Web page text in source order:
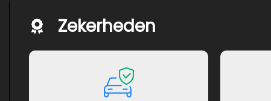
Zekerheden